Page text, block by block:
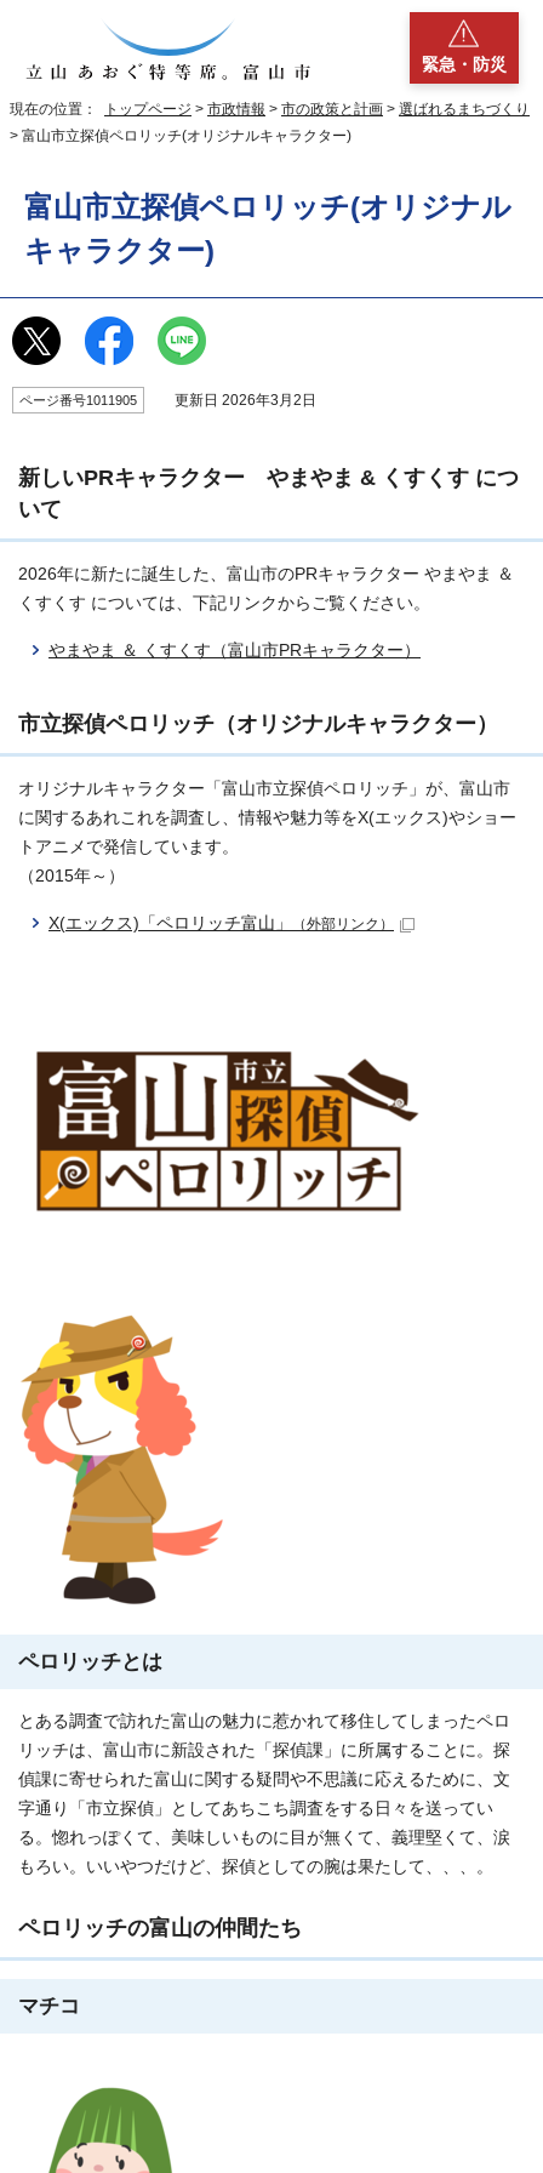
緊急・防災
現在の位置： トップページ > 市政情報 > 市の政策と計画 > 選ばれるまちづくり
> 富山市立探偵ペロリッチ(オリジナルキャラクター)
富山市立探偵ペロリッチ(オリジナル
キャラクター)
ページ番号1011905 更新日 2026年3月2日
新しいPRキャラクター やまやま & くすくす につ
いて
2026年に新たに誕生した、富山市のPRキャラクター やまやま ＆
くすくす については、下記リンクからご覧ください。
やまやま ＆ くすくす（富山市PRキャラクター）
市立探偵ペロリッチ（オリジナルキャラクター）
オリジナルキャラクター「富山市立探偵ペロリッチ」が、富山市
に関するあれこれを調査し、情報や魅力等をX(エックス)やショー
トアニメで発信しています。
（2015年～）
X(エックス)「ペロリッチ富山」 （外部リンク）
ペロリッチとは
とある調査で訪れた富山の魅力に惹かれて移住してしまったペロ
リッチは、富山市に新設された「探偵課」に所属することに。探
偵課に寄せられた富山に関する疑問や不思議に応えるために、文
字通り「市立探偵」としてあちこち調査をする日々を送ってい
る。惚れっぽくて、美味しいものに目が無くて、義理堅くて、涙
もろい。いいやつだけど、探偵としての腕は果たして、、、。
ペロリッチの富山の仲間たち
マチコ